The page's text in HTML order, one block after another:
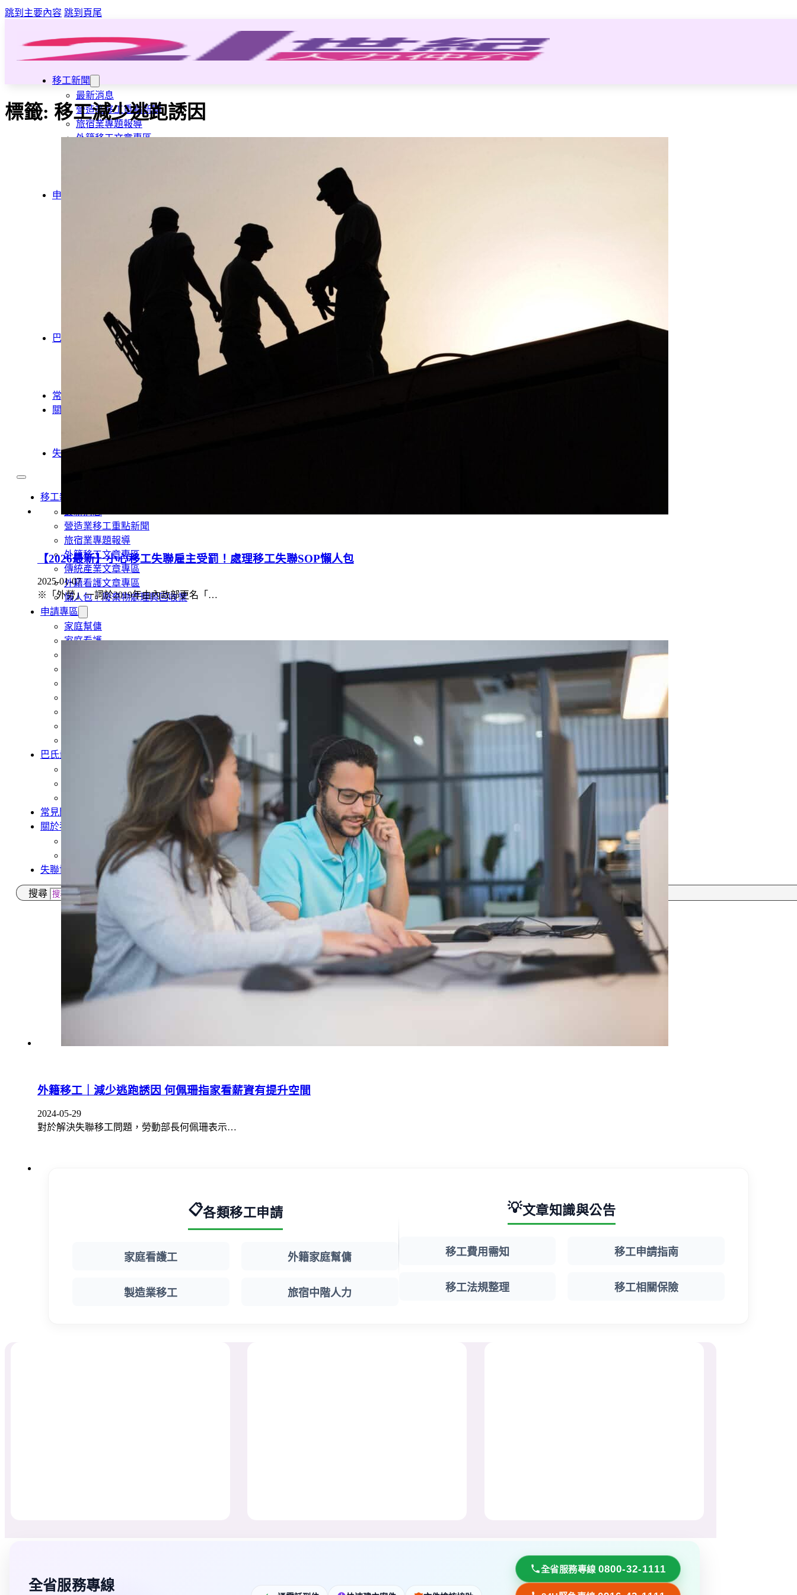
跳到主要內容 跳到頁尾
移工新聞
最新消息
營造業移工重點新聞
旅宿業專題報導
外籍移工文章專區
申請專區
資源回收業移工
白領專業移工
營造業移工
餐飲旅宿-實習生專區
巴氏量表
「3分鐘」巴氏量表評估
巴氏量表是什麼?
常見問題
關於我們
案例分享
A級人力仲介廣告
失聯協尋
移工新聞
營造業移工重點新聞
旅宿業專題報導
外籍移工文章專區
傳統產業文章專區
外籍看護文章專區
懶人包｜廢棄物處理與回收業
申請專區
家庭幫傭
家庭看護
餐飲旅宿-實習生專區
巴氏量表
「3分鐘」巴氏量表評估
常見問題
關於我們
A級人力仲介廣告
失聯協尋
搜尋
標籤: 移工減少逃跑誘因
【2026最新】小心移工失聯雇主受罰！處理移工失聯SOP懶人包
2025-01-07
※「外勞」一詞於2019年由內政部更名「…
外籍移工｜減少逃跑誘因 何佩珊指家看薪資有提升空間
2024-05-29
對於解決失聯移工問題，勞動部長何佩珊表示…
📋各類移工申請
家庭看護工 外籍家庭幫傭
製造業移工 旅宿中階人力
💡文章知識與公告
移工費用需知 移工申請指南
移工法規整理 移工相關保險
全省服務專線
全省服務專線 0800-32-1111